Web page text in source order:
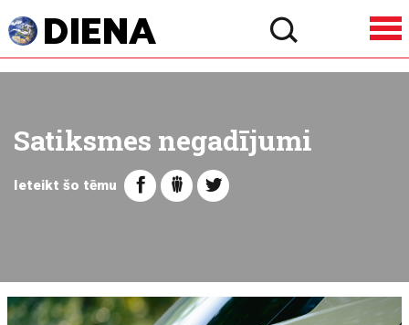
Satiksmes negadījumi
Ieteikt šo tēmu